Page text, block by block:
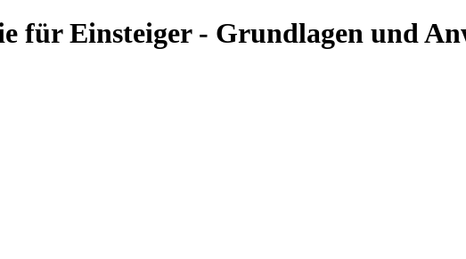
für Einsteiger - Grundlagen und